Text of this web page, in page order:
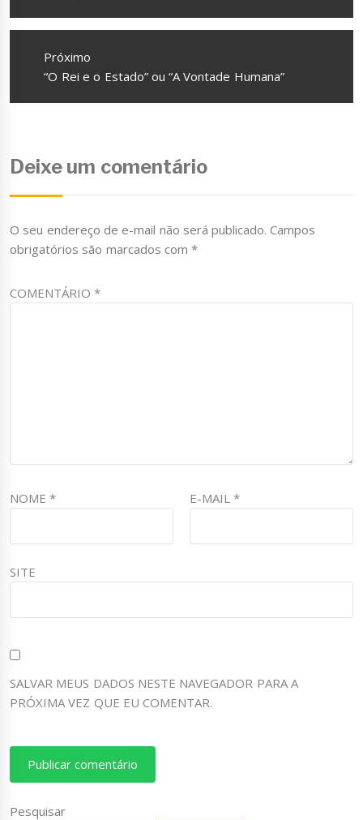
Próximo
Próximo
“O Rei e o Estado” ou “A Vontade Humana”
Deixe um comentário
O seu endereço de e-mail não será publicado. Campos
obrigatórios são marcados com*
COMENTÁRIO*
NOME* E-MAIL*
SITE
SALVAR MEUS DADOS NESTE NAVEGADOR PARA A
PRÓXIMA VEZ QUE EU COMENTAR.
Pesquisar